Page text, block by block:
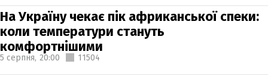
На Україну чекає пік африканської спеки:
коли температури стануть
комфортнішими
5 серпня, 20:00 11504